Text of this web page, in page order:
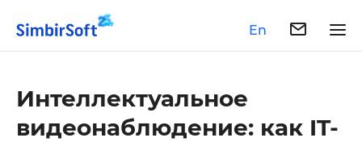
En
Интеллектуальное
видеонаблюдение: как IT-